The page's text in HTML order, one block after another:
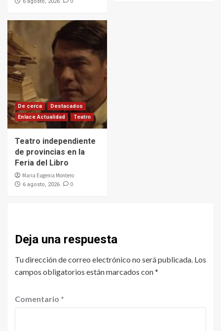
De cerca
Destacados
Enlace Actualidad
Teatro
Teatro independiente
de provincias en la
Feria del Libro
Maria Eugenia Montero
6 agosto, 2026 0
Deja una respuesta
Tu dirección de correo electrónico no será publicada. Los
campos obligatorios están marcados con*
Comentario *